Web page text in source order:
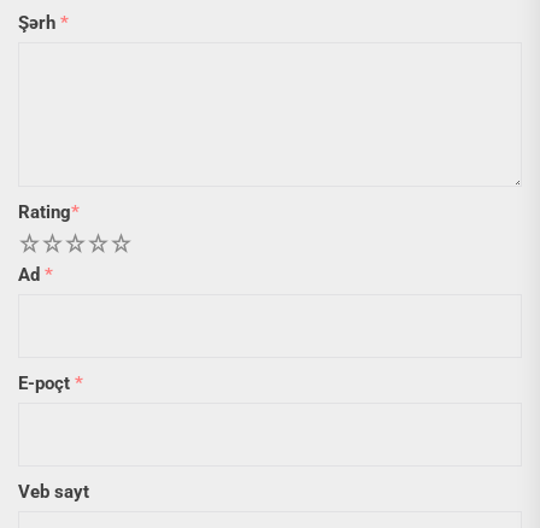
Şərh *
Rating*
5
4
3
2
Ad *
E-poçt *
Veb sayt